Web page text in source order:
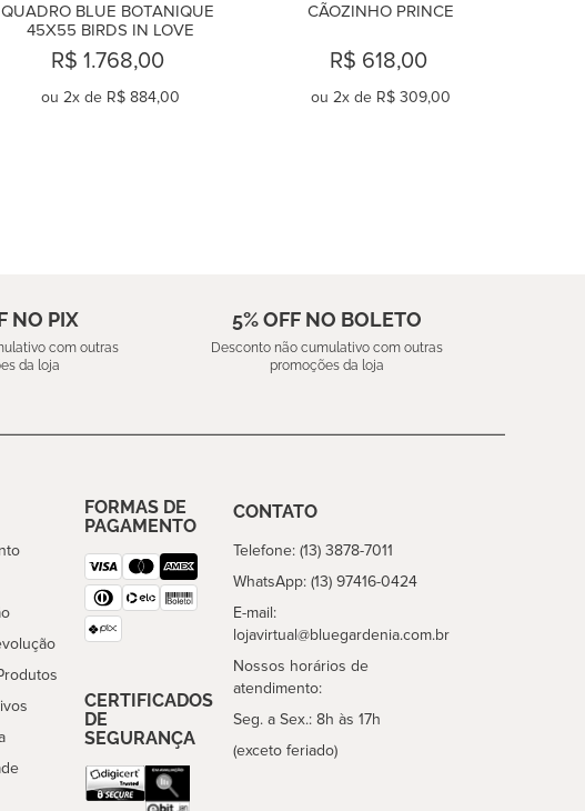
QUADRO BLUE BOTANIQUE
45X55 BIRDS IN LOVE
R$ 1.768,00
ou 2x de R$ 884,00
CÃOZINHO PRINCE
R$ 618,00
ou 2x de R$ 309,00
NO PIX
com outras
da loja
5% OFF NO BOLETO
Desconto não cumulativo com outras
promoções da loja
FORMAS DE
PAGAMENTO
CERTIFICADOS
DE
SEGURANÇA
CONTATO
Telefone: (13) 3878-7011
WhatsApp: (13) 97416-0424
E-mail:
lojavirtual@bluegardenia.com.br
Nossos horários de
atendimento:
Seg. a Sex.: 8h às 17h
(exceto feriado)